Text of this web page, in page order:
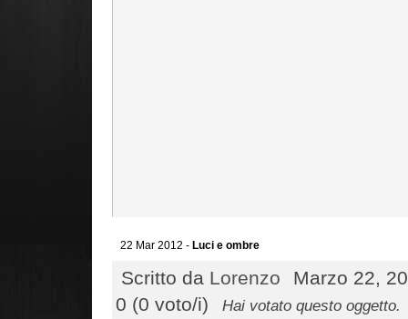
22 Mar 2012 - Luci e ombre
Scritto da Lorenzo
Marzo 22,
0 (0 voto/i)
Hai votato questo oggetto.